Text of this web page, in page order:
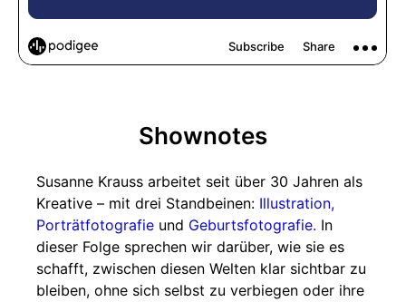
Shownotes
Susanne Krauss arbeitet seit über 30 Jahren als
Kreative – mit drei Standbeinen: Illustration,
Porträtfotografie und Geburtsfotografie. In
dieser Folge sprechen wir darüber, wie sie es
schafft, zwischen diesen Welten klar sichtbar zu
bleiben, ohne sich selbst zu verbiegen oder ihre